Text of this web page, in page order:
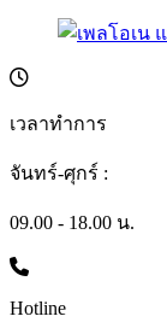
เวลาทำการ
จันทร์-ศุกร์ :
09.00 - 18.00 น.
Hotline